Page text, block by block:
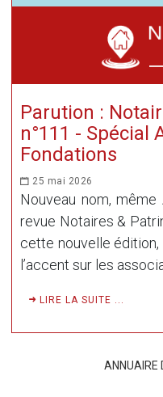
Parution :
n°111 - Spécial
Fondations
25 mai 2026
Nouveau nom,
revue Notaires &
cette nouvelle
l’accent sur les
LIRE LA SUITE ...
ANNUAIRE